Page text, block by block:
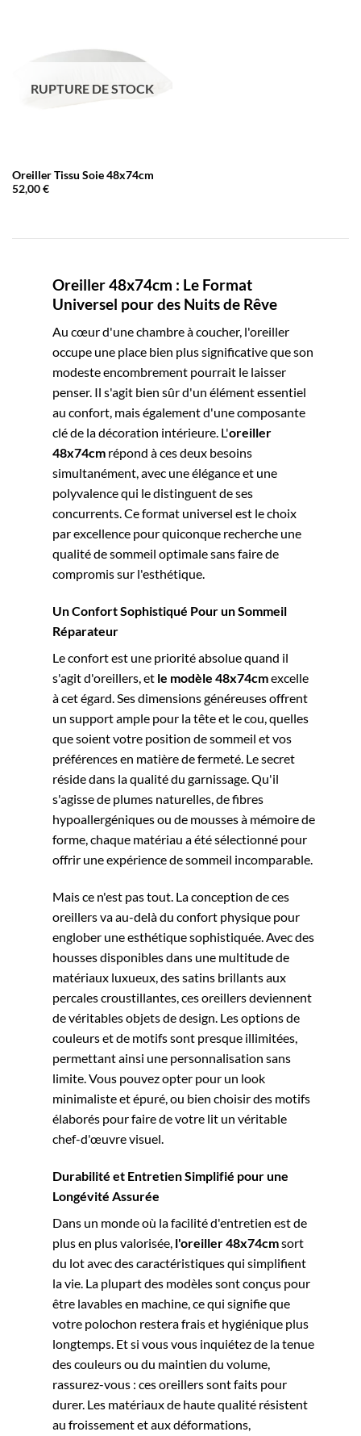
RUPTURE DE STOCK
Oreiller Tissu Soie 48x74cm
52,00€
Oreiller 48x74cm : Le Format
Universel pour des Nuits de Rêve
Au cœur d'une chambre à coucher, l'oreiller
occupe une place bien plus significative que son
modeste encombrement pourrait le laisser
penser. Il s'agit bien sûr d'un élément essentiel
au confort, mais également d'une composante
clé de la décoration intérieure. L'oreiller
48x74cm répond à ces deux besoins
simultanément, avec une élégance et une
polyvalence qui le distinguent de ses
concurrents. Ce format universel est le choix
par excellence pour quiconque recherche une
qualité de sommeil optimale sans faire de
compromis sur l'esthétique.
Un Confort Sophistiqué Pour un Sommeil
Réparateur
Le confort est une priorité absolue quand il
s'agit d'oreillers, et le modèle 48x74cmexcelle
à cet égard. Ses dimensions généreuses offrent
un support ample pour la tête et le cou, quelles
que soient votre position de sommeil et vos
préférences en matière de fermeté. Le secret
réside dans la qualité du garnissage. Qu'il
s'agisse de plumes naturelles, de fibres
hypoallergéniques ou de mousses à mémoire de
forme, chaque matériau a été sélectionné pour
offrir une expérience de sommeil incomparable.
Mais ce n'est pas tout. La conception de ces
oreillers va au-delà du confort physique pour
englober une esthétique sophistiquée. Avec des
housses disponibles dans une multitude de
matériaux luxueux, des satins brillants aux
percales croustillantes, ces oreillers deviennent
de véritables objets de design. Les options de
couleurs et de motifs sont presque illimitées,
permettant ainsi une personnalisation sans
limite. Vous pouvez opter pour un look
minimaliste et épuré, ou bien choisir des motifs
élaborés pour faire de votre lit un véritable
chef-d'œuvre visuel.
Durabilité et Entretien Simplifié pour une
Longévité Assurée
Dans un monde où la facilité d'entretien est de
plus en plus valorisée, l'oreiller 48x74cmsort
du lot avec des caractéristiques qui simplifient
la vie. La plupart des modèles sont conçus pour
être lavables en machine, ce qui signifie que
votre polochon restera frais et hygiénique plus
longtemps. Et si vous vous inquiétez de la tenue
des couleurs ou du maintien du volume,
rassurez-vous : ces oreillers sont faits pour
durer. Les matériaux de haute qualité résistent
au froissement et aux déformations,